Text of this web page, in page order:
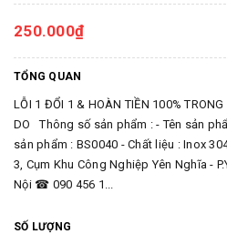
250.000₫
TỔNG QUAN
LỖI 1 ĐỔI 1 & HOÀN TIỀN 100% TRONG
DO Thông số sản phẩm : - Tên sản
sản phẩm : BS0040 - Chất liệu : Inox
3, Cụm Khu Công Nghiệp Yên Nghĩa -
Nội ☎ 090 456 1...
SỐ LƯỢNG